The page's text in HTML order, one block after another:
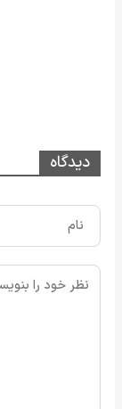
دیدگاه